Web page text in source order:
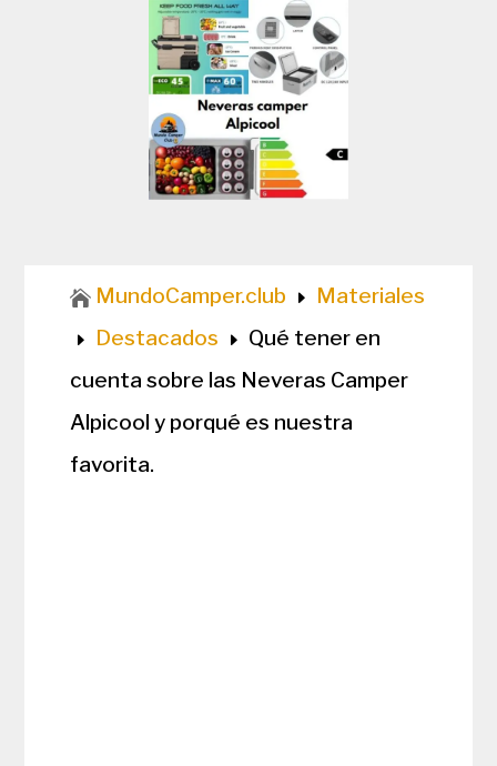
 MundoCamper.club E Materiales
E Destacados E Qué tener en
cuenta sobre las Neveras Camper
Alpicool y porqué es nuestra
favorita.